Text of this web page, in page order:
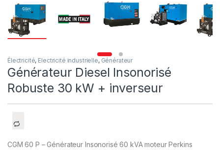
Électricité, Electricité industrielle, Générateur
Générateur Diesel Insonorisé
Robuste 30 kW + inverseur
CGM 60 P – Générateur Insonorisé 60 kVA moteur Perkins